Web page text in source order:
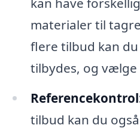
materialer til
flere tilbud kan
tilbydes, og vælge
tilbud kan du